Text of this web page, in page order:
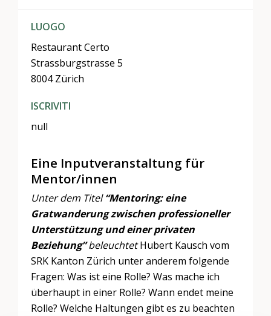
LUOGO
Restaurant Certo
Strassburgstrasse 5
8004 Zürich
ISCRIVITI
null
Eine Inputveranstaltung für
Mentor/innen
Unter dem Titel“Mentoring: eine
Gratwanderung zwischen professioneller
Unterstützung und einer privaten
Beziehung”beleuchtetHubert Kausch vom
SRK Kanton Zürich unter anderem folgende
Fragen: Was ist eine Rolle? Was mache ich
überhaupt in einer Rolle? Wann endet meine
Rolle? Welche Haltungen gibt es zu beachten